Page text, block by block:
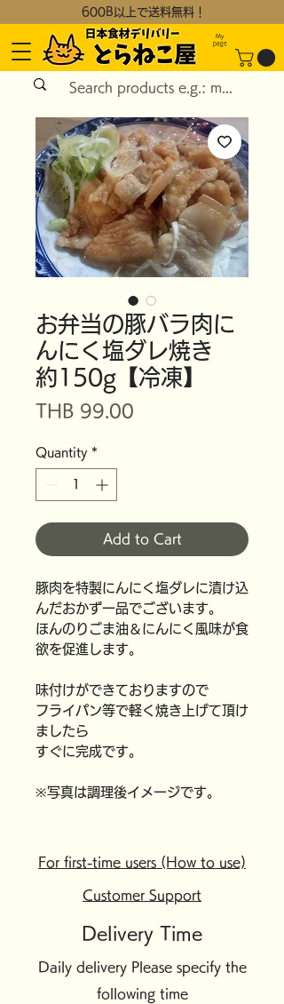
600B以上で送料無料！
My
page
お弁当の豚バラ肉に
んにく塩ダレ焼き
約150g【冷凍】
THB 99.00
Quantity *
Add to Cart
豚肉を特製にんにく塩ダレに漬け込
んだおかず一品でございます。
ほんのりごま油＆にんにく風味が食
欲を促進します。
味付けができておりますので
フライパン等で軽く焼き上げて頂け
ましたら
すぐに完成です。
※写真は調理後イメージです。
For first-time users (How to use)
Customer Support
Delivery Time
Daily delivery Please specify the
following time